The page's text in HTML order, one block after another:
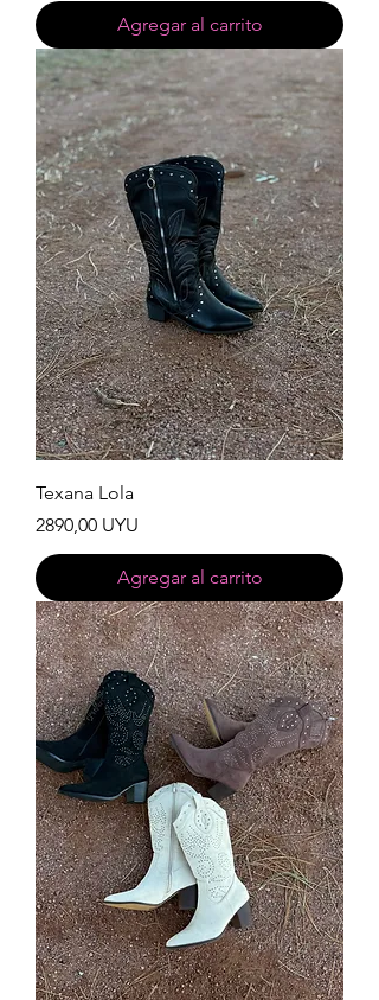
Agregar al carrito
Texana Lola
Precio
2890,00 UYU
Agregar al carrito